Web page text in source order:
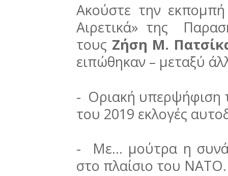
Ακούστε την
Αιρετικά» της
τους Ζήση Μ.
ειπώθηκαν – μεταξύ
- Οριακή υπερψήφιση
του 2019 εκλογές
- Με… μούτρα η
στο πλαίσιο του ΝΑΤΟ.